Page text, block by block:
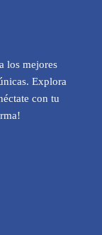
los mejores
Explora
con tu